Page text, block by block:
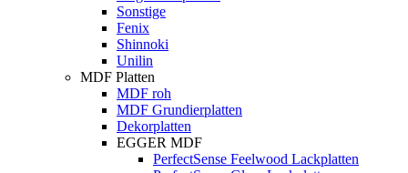
Sonstige
Fenix
Shinnoki
Unilin
MDF Platten
MDF roh
MDF Grundierplatten
Dekorplatten
EGGER MDF
PerfectSense Feelwood Lackplatten